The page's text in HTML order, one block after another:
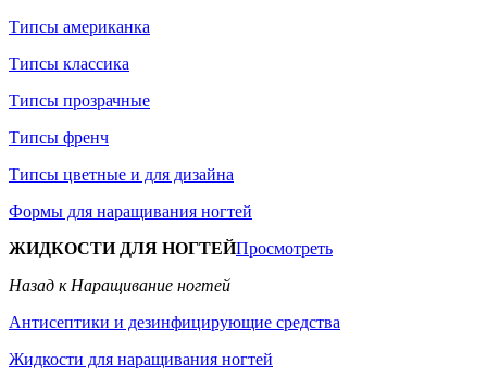
Типсы американка
Типсы классика
Типсы прозрачные
Типсы френч
Типсы цветные и для дизайна
Формы для наращивания ногтей
ЖИДКОСТИ ДЛЯ НОГТЕЙПросмотреть
Назад к Наращивание ногтей
Антисептики и дезинфицирующие средства
Жидкости для наращивания ногтей